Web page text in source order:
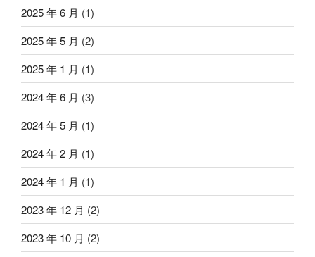
2025 年 6 月 (1)
2025 年 5 月 (2)
2025 年 1 月 (1)
2024 年 6 月 (3)
2024 年 5 月 (1)
2024 年 2 月 (1)
2024 年 1 月 (1)
2023 年 12 月 (2)
2023 年 10 月 (2)